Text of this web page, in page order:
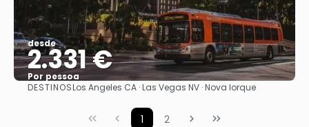
desde
2.331 €
Por pessoa
Vejo
DESTINOSLos Angeles CA · Las Vegas NV · Nova Iorque
1 2